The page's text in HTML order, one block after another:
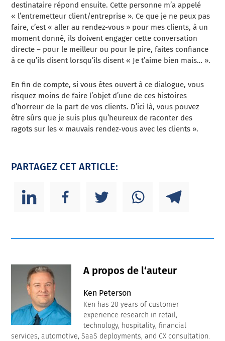
destinataire répond ensuite. Cette personne m’a appelé
« l’entremetteur client/entreprise ». Ce que je ne peux pas
faire, c’est « aller au rendez-vous » pour mes clients, à un
moment donné, ils doivent engager cette conversation
directe – pour le meilleur ou pour le pire, faites confiance
à ce qu’ils disent lorsqu’ils disent « Je t’aime bien mais… ».
En fin de compte, si vous êtes ouvert à ce dialogue, vous
risquez moins de faire l’objet d’une de ces histoires
d’horreur de la part de vos clients. D’ici là, vous pouvez
être sûrs que je suis plus qu’heureux de raconter des
ragots sur les « mauvais rendez-vous avec les clients ».
PARTAGEZ CET ARTICLE:
A propos de l‘auteur
Ken Peterson
Ken has 20 years of customer
experience research in retail,
technology, hospitality, financial
services, automotive, SaaS deployments, and CX consultation.